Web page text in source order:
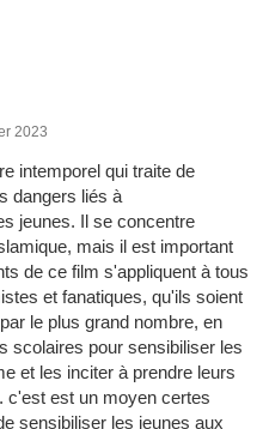
2023
intemporel qui traite de
dangers liés à
jeunes. Il se concentre
mais il est important
de ce film s'appliquent à tous
et fanatiques, qu'ils soient
le plus grand nombre, en
scolaires pour sensibiliser les
et les inciter à prendre leurs
est un moyen certes
sensibiliser les jeunes aux